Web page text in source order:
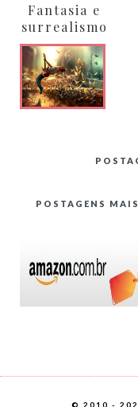
Fantasia e
surrealismo
s nas obras
de Cyril
Rolando
POSTAGENS
© 2010 -